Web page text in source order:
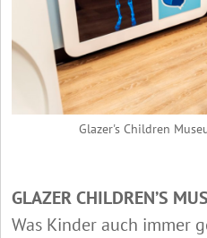
Glazer's Children
GLAZER CHILDREN’S
Was Kinder auch immer